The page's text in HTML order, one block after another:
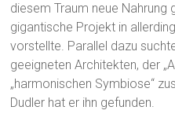
diesem Traum neue Nahrung
gigantische Projekt in
vorstellte. Parallel dazu
geeigneten Architekten, der
„harmonischen Symbiose“
Dudler hat er ihn gefunden.